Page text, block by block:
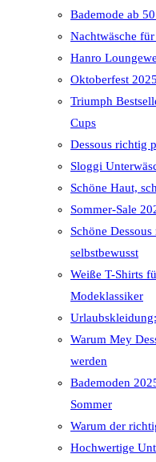
Bademode ab
Nachtwäsche
Hanro
Oktoberfest
Triumph
Cups
Dessous richtig
Sloggi
Schöne Haut,
Sommer-Sale
Schöne
selbstbewusst
Weiße T-Shirts
Modeklassiker
Warum Mey
werden
Bademoden
Sommer
Warum der
Hochwertige